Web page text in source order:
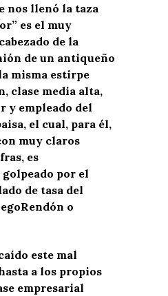
nos llenó la taza
es el muy
de la
de un antiqueño
misma estirpe
clase media alta,
y empleado del
el cual, para él,
muy claros
es
por el
de tasa del
o
este mal
a los propios
empresarial